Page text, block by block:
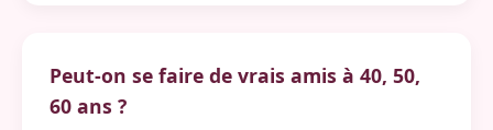
Peut-on se faire de vrais amis à 40, 50,
60 ans ?